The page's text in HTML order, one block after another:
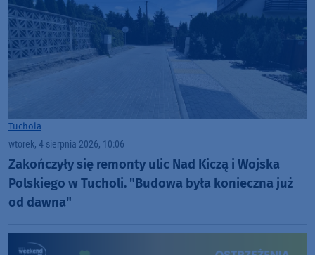
Tuchola
wtorek, 4 sierpnia 2026, 10:06
Zakończyły się remonty ulic Nad Kiczą i Wojska
Polskiego w Tucholi. "Budowa była konieczna już
od dawna"